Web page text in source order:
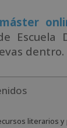
máster
Escuela
dentro.
literarios